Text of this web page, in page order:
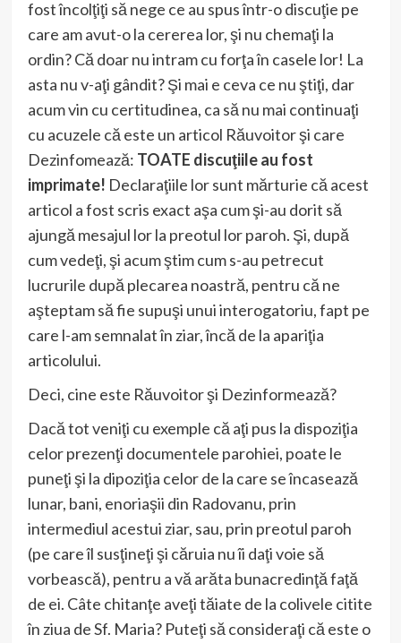
fost încolţiţi să nege ce au spus într-o discuţie pe
care am avut-o la cererea lor, şi nu chemaţi la
ordin? Că doar nu intram cu forţa în casele lor! La
asta nu v-aţi gândit? Şi mai e ceva ce nu ştiţi, dar
acum vin cu certitudinea, ca să nu mai continuaţi
cu acuzele că este un articol Răuvoitor şi care
Dezinfomează: TOATE discuţiile au fost
imprimate! Declaraţiile lor sunt mărturie că acest
articol a fost scris exact aşa cum şi-au dorit să
ajungă mesajul lor la preotul lor paroh. Şi, după
cum vedeţi, şi acum ştim cum s-au petrecut
lucrurile după plecarea noastră, pentru că ne
aşteptam să fie supuşi unui interogatoriu, fapt pe
care l-am semnalat în ziar, încă de la apariţia
articolului.
Deci, cine este Răuvoitor şi Dezinformează?
Dacă tot veniţi cu exemple că aţi pus la dispoziţia
celor prezenţi documentele parohiei, poate le
puneţi şi la dipoziţia celor de la care se încasează
lunar, bani, enoriaşii din Radovanu, prin
intermediul acestui ziar, sau, prin preotul paroh
(pe care îl susţineţi şi căruia nu îi daţi voie să
vorbească), pentru a vă arăta bunacredinţă faţă
de ei. Câte chitanţe aveţi tăiate de la colivele citite
în ziua de Sf. Maria? Puteţi să consideraţi că este o